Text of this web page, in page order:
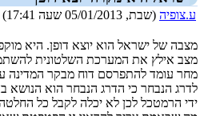
ע.צופיה (שבת, 05/01/2013 שעה 17:41)
מצבה של ישראל הוא יוצא דופן. היא
מצב אילץ את המערכת השלטונית להשתמש
מחר עומד להתפרסם דוח מבקר המדינה
לדרג הנבחר כי הדרג הנבחר הוא הנושא
ידי הרמטכל לכן לא יכלה לקבל כל